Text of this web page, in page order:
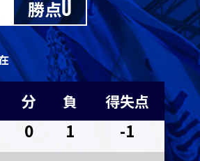
29Sat. 19:00
VS
勝点0
分 負 得失点
1
0 1
-1
0 1
-1